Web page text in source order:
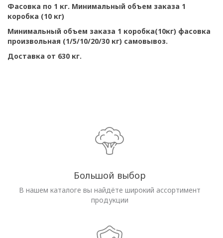
Фасовка по 1 кг. Минимальный объем заказа 1
коробка (10 кг)
Минимальный объем заказа 1 коробка(10кг) фасовка
произвольная (1/5/10/20/30 кг) самовывоз.
Доставка от 630 кг.
Большой выбор
В нашем каталоге вы найдёте широкий ассортимент
продукции